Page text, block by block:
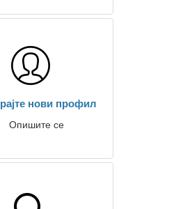
нови профил
Опишите се